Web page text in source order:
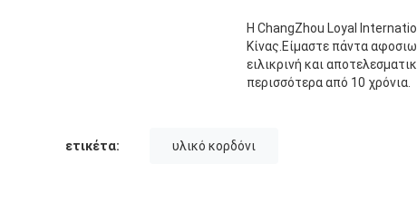
Η ChangZhou Loyal
Κίνας.Είμαστε πάντα
ειλικρινή και
περισσότερα από 10 χρόνια.
ετικέτα: υλικό κορδόνι